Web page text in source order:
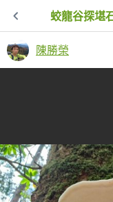
蛟龍谷探堪
陳勝榮